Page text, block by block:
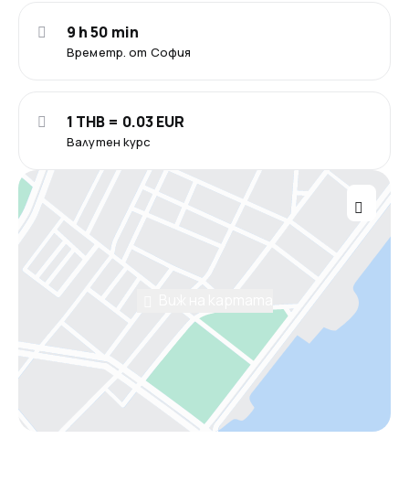
Времетр. от София
9 h 50 min
Валутен курс
1 THB = 0.03 EUR